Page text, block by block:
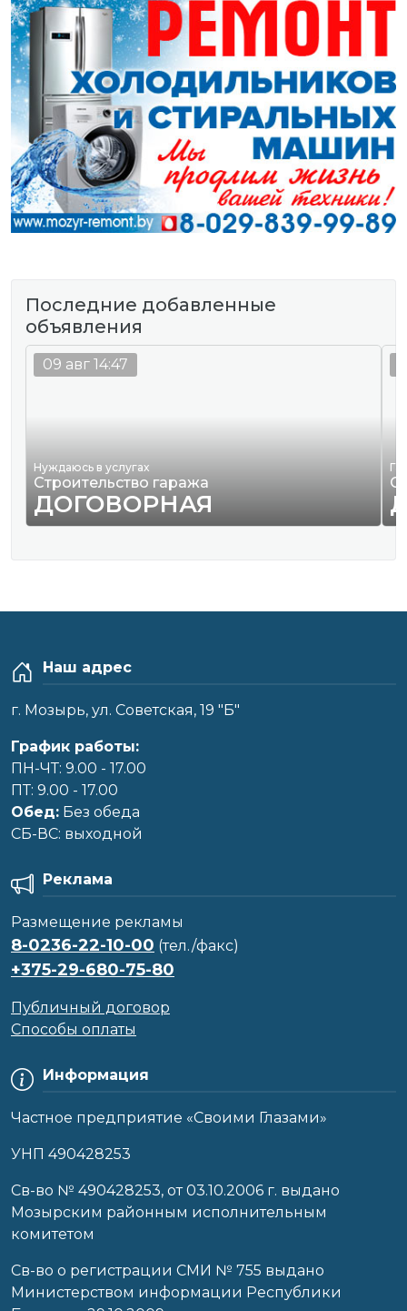
Последние добавленные
объявления
Нуждаюсь в услугах
Строительство гаража
ДОГОВОРНАЯ
09 авг 14:47
Наш адрес
г. Мозырь, ул. Советская, 19 "Б"
График работы:
ПН-ЧТ: 9.00 - 17.00
ПТ: 9.00 - 17.00
Обед: Без обеда
CБ-ВС: выходной
Информация
Частное предприятие «Своими Глазами»
УНП 490428253
Cв-во № 490428253, от 03.10.2006 г. выдано
Мозырским районным исполнительным
комитетом
Св-во о регистрации СМИ № 755 выдано
Министерством информации Республики
Реклама
Размещение рекламы
8-0236-22-10-00 (тел./факс)
+375-29-680-75-80
Публичный договор
Способы оплаты